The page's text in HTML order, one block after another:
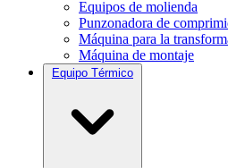
Equipos de molienda
Punzonadora de
Máquina para la
Máquina de montaje
Equipo Térmico